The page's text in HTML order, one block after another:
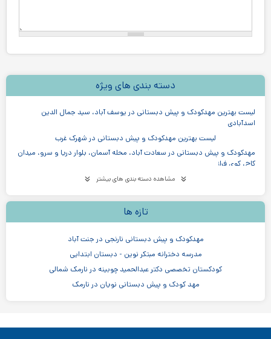
دسته بندی های ویژه
لیست بهترین مهدکودک و پیش دبستانی در یوسف آباد، سید جمال الدین
اسدآبادی
لیست بهترین مهدکودک و پیش دبستانی در شهرک غرب
مهدکودک و پیش دبستانی در سعادت آباد، محله آسمان، بلوار دریا و سرو، میدان
کاج، کوی فراز
لیست بهترین مهدکودک و پیش دبستانی در تهرانپارس
لیست بهترین مهدکودک و پیش دبستانی در جنت آباد
لیست بهترین مهدکودک و پیش دبستانی در آیت اله کاشانی، سازمان برنامه
لیست بهترین مهدکودک و پیش دبستانی در پاسداران
لیست بهترین مهدکودک و پیش دبستانی در میرداماد
لیست بهترین مهدکودک و پیش دبستانی در قیطریه
لیست بهترین مهدکودک و پیش دبستانی در نیاوران
لیست بهترین مهدکودک و پیش دبستانی در جردن، بلوار آفریقا، نلسون ماندلا
مشاهده دسته بندی های بیشتر
تازه ها
مهدکودک و پیش دبستانی نارنجی در جنت آباد
مدرسه دخترانه مبتکر نوین - دبستان ابتدایی
کودکستان تخصصی دکتر عبدالحمید چوبینه در نارمک شمالی
مهد کودک و پیش دبستانی نویان در نارمک
مهدکودک سنجاقک ها در سهروردی